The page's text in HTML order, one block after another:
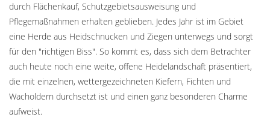
durch Flächenkauf, Schutzgebietsausweisung und
Pflegemaßnahmen erhalten geblieben. Jedes Jahr ist im Gebiet
eine Herde aus Heidschnucken und Ziegen unterwegs und sorgt
für den "richtigen Biss". So kommt es, dass sich dem Betrachter
auch heute noch eine weite, offene Heidelandschaft präsentiert,
die mit einzelnen, wettergezeichneten Kiefern, Fichten und
Wacholdern durchsetzt ist und einen ganz besonderen Charme
aufweist.